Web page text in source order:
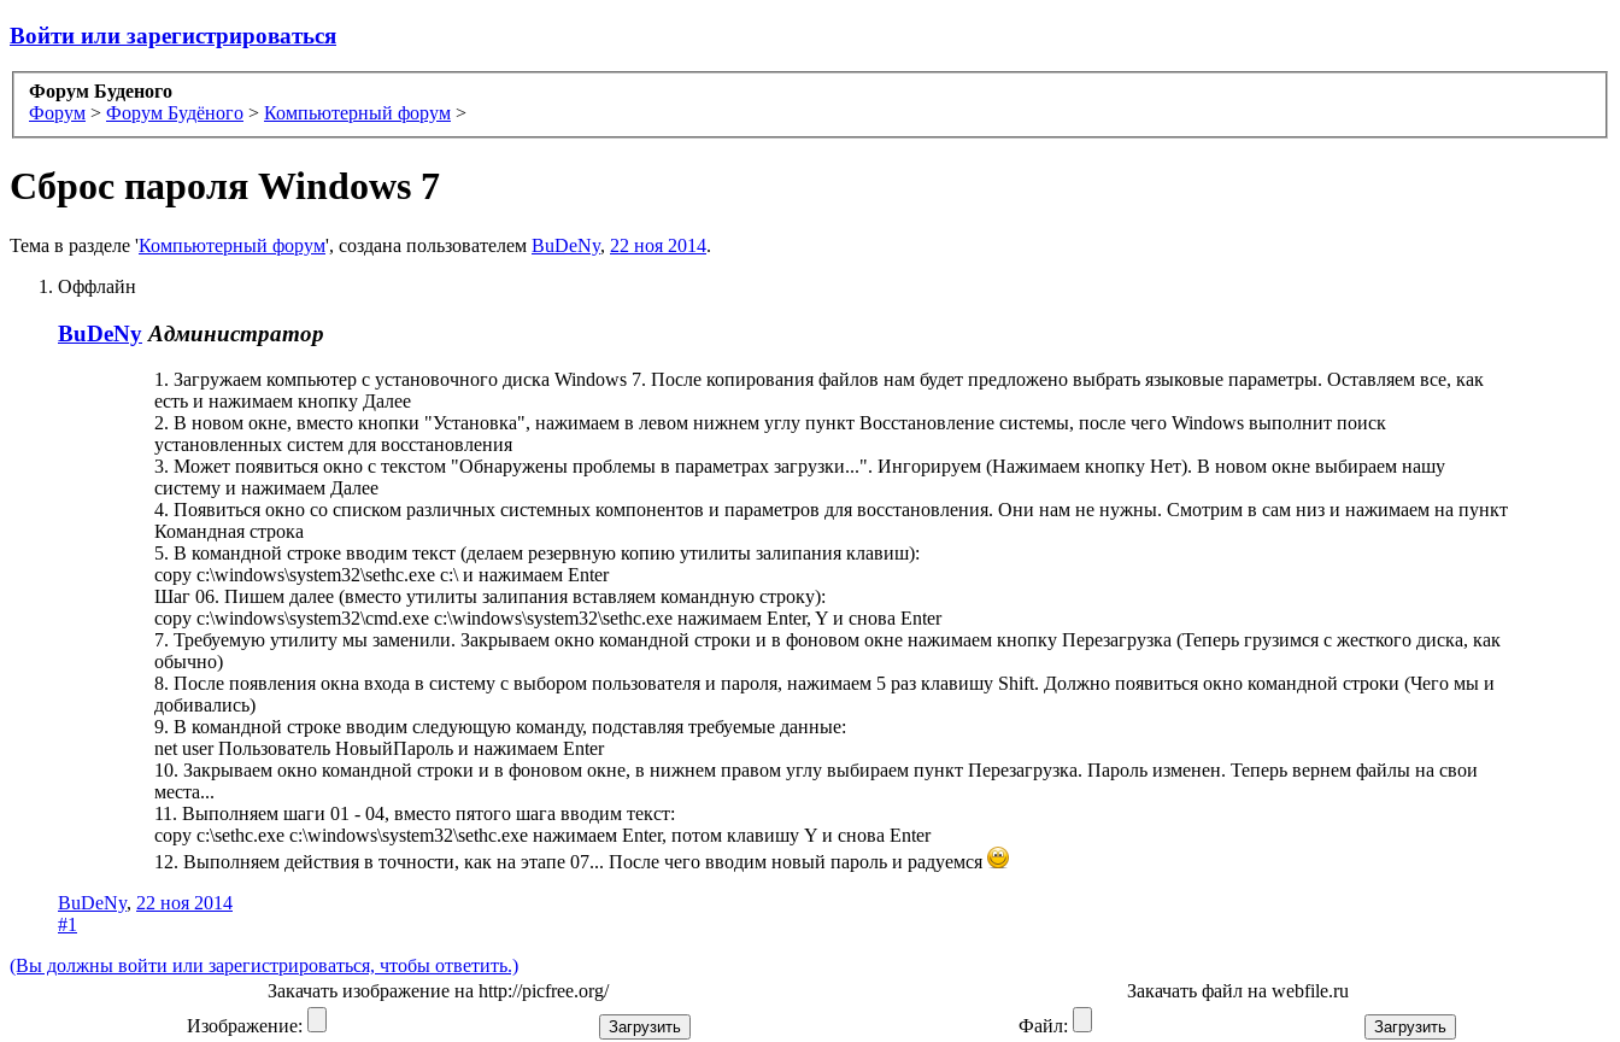
Войти или зарегистрироваться
Форум Буденого
Форум > Форум Будёного > Компьютерный форум >
Сброс пароля Windows 7
Тема в разделе 'Компьютерный форум', создана пользователем BuDeNy, 22 ноя 2014.
Оффлайн
BuDeNy Администратор
1. Загружаем компьютер с установочного диска Windows 7. После копирования файлов нам будет предложено выбрать языковые параметры. Оставляем все, как
есть и нажимаем кнопку Далее
2. В новом окне, вместо кнопки "Установка", нажимаем в левом нижнем углу пункт Восстановление системы, после чего Windows выполнит поиск
установленных систем для восстановления
3. Может появиться окно с текстом "Обнаружены проблемы в параметрах загрузки...". Ингорируем (Нажимаем кнопку Нет). В новом окне выбираем нашу
систему и нажимаем Далее
4. Появиться окно со списком различных системных компонентов и параметров для восстановления. Они нам не нужны. Смотрим в сам низ и нажимаем на пункт
Командная строка
5. В командной строке вводим текст (делаем резервную копию утилиты залипания клавиш):
copy c:\windows\system32\sethc.exe c:\ и нажимаем Enter
Шаг 06. Пишем далее (вместо утилиты залипания вставляем командную строку):
copy c:\windows\system32\cmd.exe c:\windows\system32\sethc.exe нажимаем Enter, Y и снова Enter
7. Требуемую утилиту мы заменили. Закрываем окно командной строки и в фоновом окне нажимаем кнопку Перезагрузка (Теперь грузимся с жесткого диска, как
обычно)
8. После появления окна входа в систему с выбором пользователя и пароля, нажимаем 5 раз клавишу Shift. Должно появиться окно командной строки (Чего мы и
добивались)
9. В командной строке вводим следующую команду, подставляя требуемые данные:
net user Пользователь НовыйПароль и нажимаем Enter
10. Закрываем окно командной строки и в фоновом окне, в нижнем правом углу выбираем пункт Перезагрузка. Пароль изменен. Теперь вернем файлы на свои
места...
11. Выполняем шаги 01 - 04, вместо пятого шага вводим текст:
copy c:\sethc.exe c:\windows\system32\sethc.exe нажимаем Enter, потом клавишу Y и снова Enter
12. Выполняем действия в точности, как на этапе 07... После чего вводим новый пароль и радуемся
BuDeNy, 22 ноя 2014
#1
(Вы должны войти или зарегистрироваться, чтобы ответить.)
Закачать изображение на http://picfree.org/
Закачать файл на webfile.ru
Изображение:
Файл: